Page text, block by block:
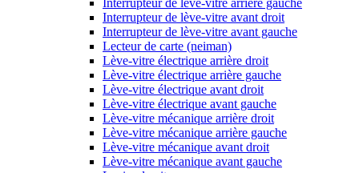
Interrupteur de lève-vitre arrière gauche
Interrupteur de lève-vitre avant droit
Interrupteur de lève-vitre avant gauche
Lecteur de carte (neiman)
Lève-vitre électrique arrière droit
Lève-vitre électrique arrière gauche
Lève-vitre électrique avant droit
Lève-vitre électrique avant gauche
Lève-vitre mécanique arrière droit
Lève-vitre mécanique arrière gauche
Lève-vitre mécanique avant droit
Lève-vitre mécanique avant gauche